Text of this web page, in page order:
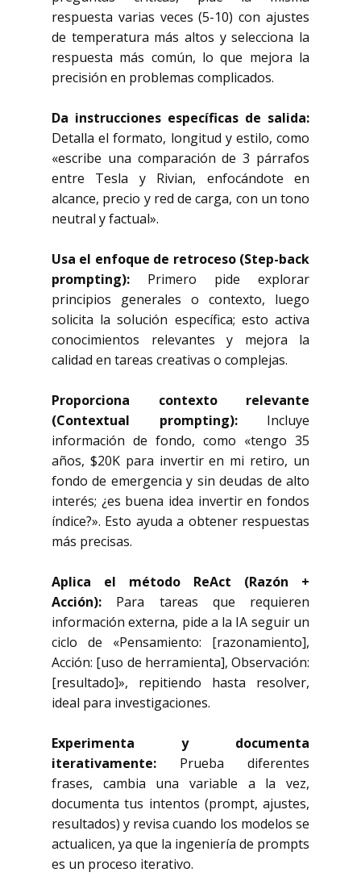
respuesta varias veces (5-10) con ajustes
de temperatura más altos y selecciona la
respuesta más común, lo que mejora la
precisión en problemas complicados.
Da instrucciones específicas de salida:
Detalla el formato, longitud y estilo, como
«escribe una comparación de 3 párrafos
entre Tesla y Rivian, enfocándote en
alcance, precio y red de carga, con un tono
neutral y factual».
Usa el enfoque de retroceso (Step-back
prompting): Primero pide explorar
principios generales o contexto, luego
solicita la solución específica; esto activa
conocimientos relevantes y mejora la
calidad en tareas creativas o complejas.
Proporciona contexto relevante
(Contextual prompting):Incluye
información de fondo, como «tengo 35
años, $20K para invertir en mi retiro, un
fondo de emergencia y sin deudas de alto
interés; ¿es buena idea invertir en fondos
índice?». Esto ayuda a obtener respuestas
más precisas.
Aplica el método ReAct (Razón +
Acción): Para tareas que requieren
información externa, pide a la IA seguir un
ciclo de «Pensamiento: [razonamiento],
Acción: [uso de herramienta], Observación:
[resultado]», repitiendo hasta resolver,
ideal para investigaciones.
Experimenta y documenta
iterativamente: Prueba diferentes
frases, cambia una variable a la vez,
documenta tus intentos (prompt, ajustes,
resultados) y revisa cuando los modelos se
actualicen, ya que la ingeniería de prompts
es un proceso iterativo.